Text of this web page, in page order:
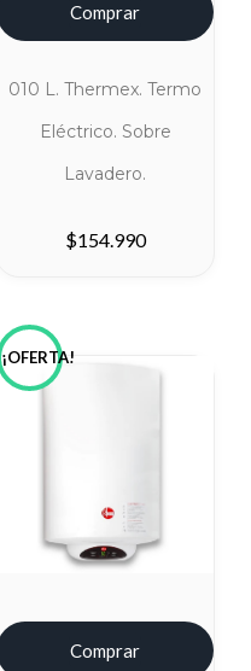
Comprar
010 L. Thermex. Termo
Eléctrico. Sobre
Lavadero.
$154.990
¡OFERTA!
Comprar